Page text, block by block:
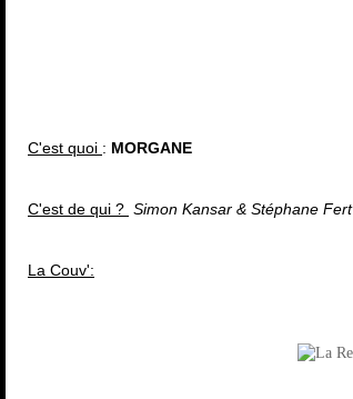
C'est quoi : MORGANE
C'est de qui ? Simon Kansar & Stéphane Fert
La Couv':